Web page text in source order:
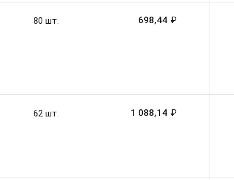
80 шт. 698,44 ₽
62 шт. 1 088,14 ₽